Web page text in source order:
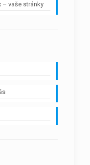
– vaše stránky